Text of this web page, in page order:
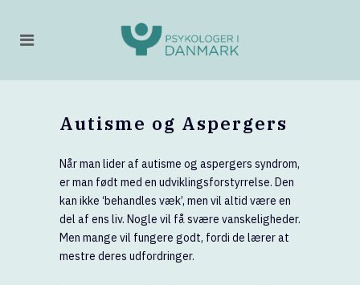
Autisme og Aspergers
Når man lider af autisme og aspergers syndrom,
er man født med en udviklingsforstyrrelse. Den
kan ikke ‘behandles væk’, men vil altid være en
del af ens liv. Nogle vil få svære vanskeligheder.
Men mange vil fungere godt, fordi de lærer at
mestre deres udfordringer.